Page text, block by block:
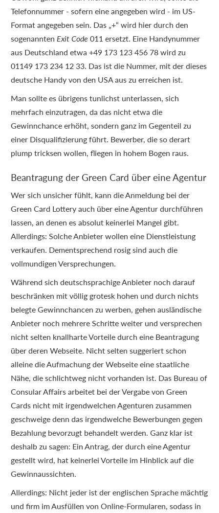
Telefonnummer - sofern eine angegeben wird - im US-
Format angegeben sein. Das „+“ wird hier durch den
sogenannten Exit Code 011 ersetzt. Eine Handynummer
aus Deutschland etwa +49 173 123 456 78 wird zu
01149 173 234 12 33. Das ist die Nummer, mit der dieses
deutsche Handy von den USA aus zu erreichen ist.
Man sollte es übrigens tunlichst unterlassen, sich
mehrfach einzutragen, da das nicht etwa die
Gewinnchance erhöht, sondern ganz im Gegenteil zu
einer Disqualifizierung führt. Bewerber, die so derart
plump tricksen wollen, fliegen in hohem Bogen raus.
Beantragung der Green Card über eine Agentur
Wer sich unsicher fühlt, kann die Anmeldung bei der
Green Card Lottery auch über eine Agentur durchführen
lassen, an denen es absolut keinerlei Mangel gibt.
Allerdings: Solche Anbieter wollen eine Dienstleistung
verkaufen. Dementsprechend rosig sind auch die
vollmundigen Versprechungen.
Während sich deutschsprachige Anbieter noch darauf
beschränken mit völlig grotesk hohen und durch nichts
belegte Gewinnchancen zu werben, gehen ausländische
Anbieter noch mehrere Schritte weiter und versprechen
nicht selten knallharte Vorteile durch eine Beantragung
über deren Webseite. Nicht selten suggeriert schon
alleine die Aufmachung der Webseite eine staatliche
Nähe, die schlichtweg nicht vorhanden ist. Das Bureau of
Consular Affairs arbeitet bei der Vergabe von Green
Cards nicht mit irgendwelchen Agenturen zusammen
geschweige denn das irgendwelche Bewerbungen gegen
Bezahlung bevorzugt behandelt werden. Ganz klar ist
deshalb zu sagen: Ein Antrag, der durch eine Agentur
gestellt wird, hat keinerlei Vorteile im Hinblick auf die
Gewinnaussichten.
Allerdings: Nicht jeder ist der englischen Sprache mächtig
und firm im Ausfüllen von Online-Formularen, sodass in